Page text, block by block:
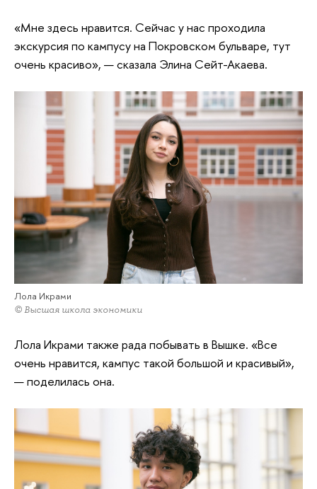
«Мне здесь нравится. Сейчас у нас проходила
экскурсия по кампусу на Покровском бульваре, тут
очень красиво», — сказала Элина Сейт-Акаева.
Лола Икрами
© Высшая школа экономики
Лола Икрами также рада побывать в Вышке. «Все
очень нравится, кампус такой большой и красивый»,
— поделилась она.